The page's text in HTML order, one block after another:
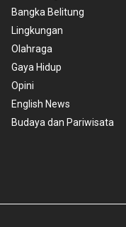
Bangka Belitung
Lingkungan
Olahraga
Gaya Hidup
Opini
English News
Budaya dan Pariwisata